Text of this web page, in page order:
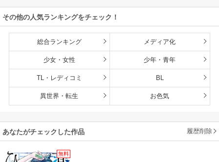
その他の人気ランキングをチェック！
総合ランキング メディア化
少女・女性 少年・青年
TL・レディコミ BL
異世界・転生 お色気
あなたがチェックした作品 履歴削除
無料